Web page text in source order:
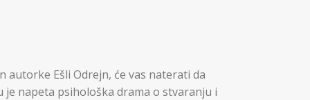
Ešli Odrejn, će vas naterati da
napeta psihološka drama o stvaranju i